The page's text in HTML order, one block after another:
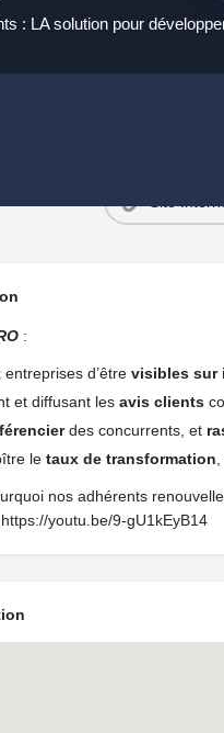
: LA solution pour
:
d’être visibles sur
et diffusant les avis clients
des concurrents, et
le taux de transformation,
nos adhérents
youtu.be/9-gU1kEyB14